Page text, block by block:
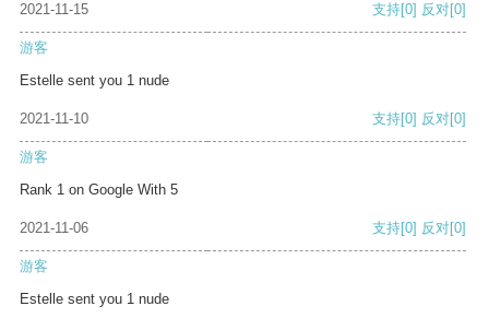
2021-11-15 支持[0] 反对[0]
游客
Estelle sent you 1 nude
2021-11-10 支持[0] 反对[0]
游客
Rank 1 on Google With 5
2021-11-06 支持[0] 反对[0]
游客
Estelle sent you 1 nude